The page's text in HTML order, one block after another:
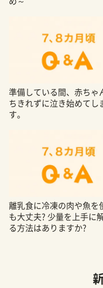
準備している間、赤ちゃ
ちきれずに泣き始めてし
す。
離乳食に冷凍の肉や魚を
も大丈夫? 少量を上手に
る方法はありますか?